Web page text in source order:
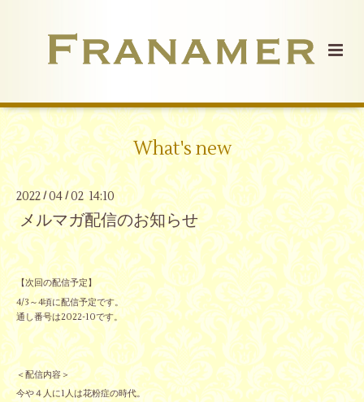
What's new
2022/04 /02 14:10
メルマガ配信のお知らせ
【次回の配信予定】
4/3～4頃に配信予定です。
通し番号は2022-10です。
＜配信内容＞
今や４人に1人は花粉症の時代。